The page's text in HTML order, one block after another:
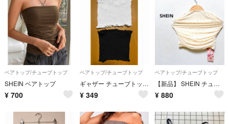
ベアトップ/チューブトップ
SHEIN ベアトップ
¥ 700
ベアトップ/チューブトップ
ギャザー チューブトップ S 黒/白
¥ 349
ベアトップ/チューブトップ
【新品】 SHEIN チューブトップ ベアトップ ビジューシール ストレッチ
¥ 880